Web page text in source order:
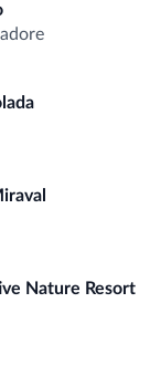
Nature Resort
in tanti. Ecco la